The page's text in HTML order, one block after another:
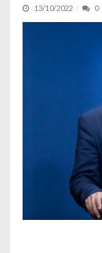
13/10/2022 0